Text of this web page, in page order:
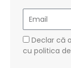
GDPRDeclar că
cu politica